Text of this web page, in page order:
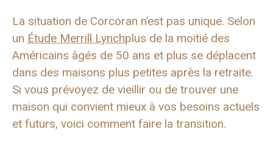
La situation de Corcoran n’est pas unique. Selon
un Étude Merrill Lynchplus de la moitié des
Américains âgés de 50 ans et plus se déplacent
dans des maisons plus petites après la retraite.
Si vous prévoyez de vieillir ou de trouver une
maison qui convient mieux à vos besoins actuels
et futurs, voici comment faire la transition.